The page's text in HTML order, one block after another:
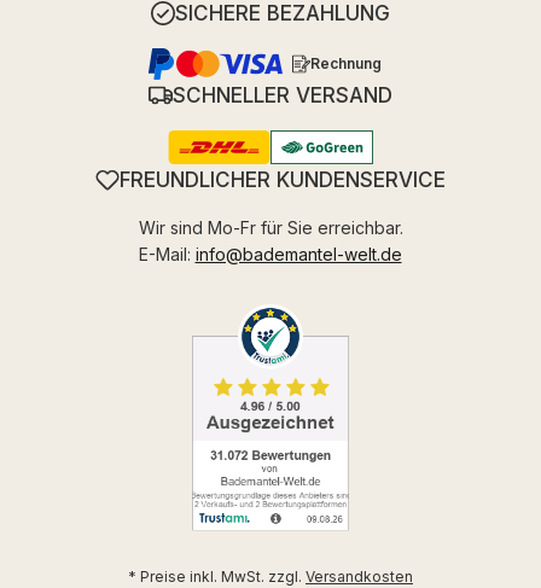
SICHERE BEZAHLUNG
Rechnung
SCHNELLER VERSAND
FREUNDLICHER KUNDENSERVICE
Wir sind Mo-Fr für Sie erreichbar.
E-Mail: info@bademantel-welt.de
* Preise inkl. MwSt. zzgl. Versandkosten